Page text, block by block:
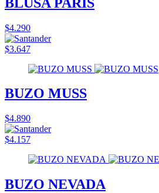
$4.290
$3.647
BUZO MUSS
$4.890
$4.157
BUZO NEVADA